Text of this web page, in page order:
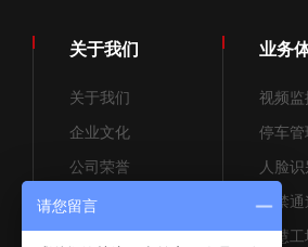
关于我们
关于我们
企业文化
公司荣誉
招贤纳士
售后服务
业务
视频监
停车管
人脸
门禁通
智慧工
请您留言